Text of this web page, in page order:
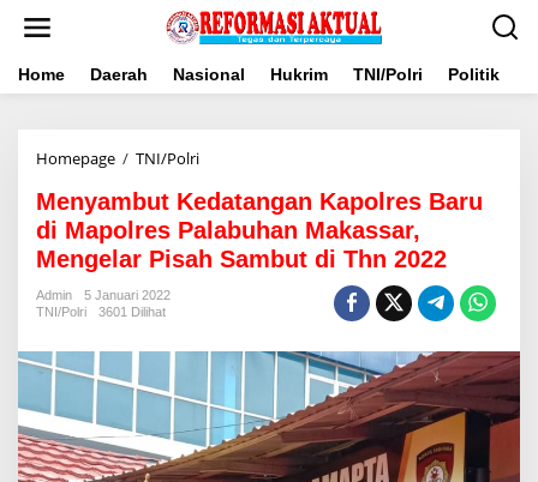
Home Daerah Nasional Hukrim TNI/Polri Politik
Homepage / TNI/PolriMenyambut
Kapolres
Baru
di
Mapolres
Pisah
Sambut
di
Thn
2022
Menyambut Kedatangan Kapolres Baru
di Mapolres Palabuhan Makassar,
Mengelar Pisah Sambut di Thn 2022
Admin
5 Januari 2022
TNI/Polri
3601 Dilihat